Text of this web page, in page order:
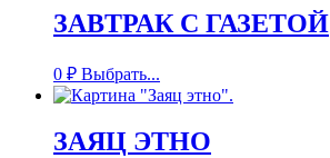
ЗАВТРАК С ГАЗЕТОЙ
0 ₽ Выбрать...
ЗАЯЦ ЭТНО